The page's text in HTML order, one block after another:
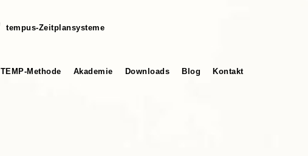
tempus-Zeitplansysteme
TEMP-Methode Akademie Downloads Blog Kontakt